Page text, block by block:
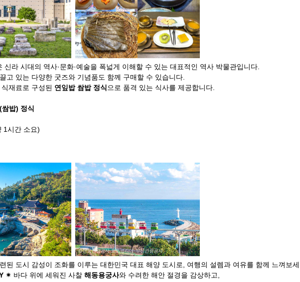
신라 시대의 역사·문화·예술을 폭넓게 이해할 수 있는 대표적인 역사 박물관입니다.
고 있는 다양한 굿즈와 기념품도 함께 구매할 수 있습니다.
재료로 구성된 연잎밥 쌈밥 정식 으로 품격 있는 식사를 제공합니다.
밥) 정식
1시간 소요)
된 도시 감성이 조화를 이루는 대한민국 대표 해양 도시로, 여행의 설렘과 여유를 함께 느껴보
✴ 바다 위에 세워진 사찰 해동용궁사와 수려한 해안 절경을 감상하고,